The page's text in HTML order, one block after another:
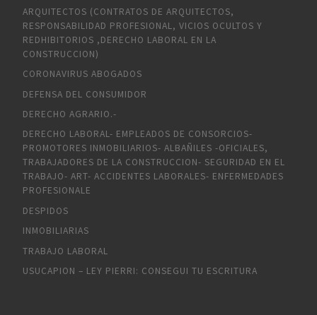
ARQUITECTOS (CONTRATOS DE ARQUITECTOS,
RESPONSABILIDAD PROFESIONAL, VICIOS OCULTOS Y
REDHIBITORIOS ,DERECHO LABORAL EN LA
CONSTRUCCION)
CORONAVIRUS ABOGADOS
DEFENSA DEL CONSUMIDOR
DERECHO AGRARIO.-
DERECHO LABORAL- EMPLEADOS DE CONSORCIOS-
PROMOTORES INMOBILIARIOS- ALBAÑILES -OFICIALES,
TRABAJADORES DE LA CONSTRUCCION- SEGURIDAD EN EL
TRABAJO- ART- ACCIDENTES LABORALES- ENFERMEDADES
PROFESIONALE
DESPIDOS
INMOBILIARIAS
TRABAJO LABORAL
USUCAPION – LEY PIERRI: CONSEGUI TU ESCRITURA